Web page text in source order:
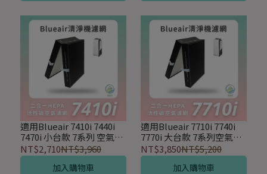
適用Blueair 7410i 7440i
7470i 小台款 7系列 空氣清
淨機 SmartFilter HEPA活
性碳濾網
NT$2,710NT$3,960
加入購物車
適用Blueair 7710i 7740i
7770i 大台款 7系列空氣清
淨機 HEPA活性碳濾網 含
RFID
NT$3,850NT$5,200
加入購物車